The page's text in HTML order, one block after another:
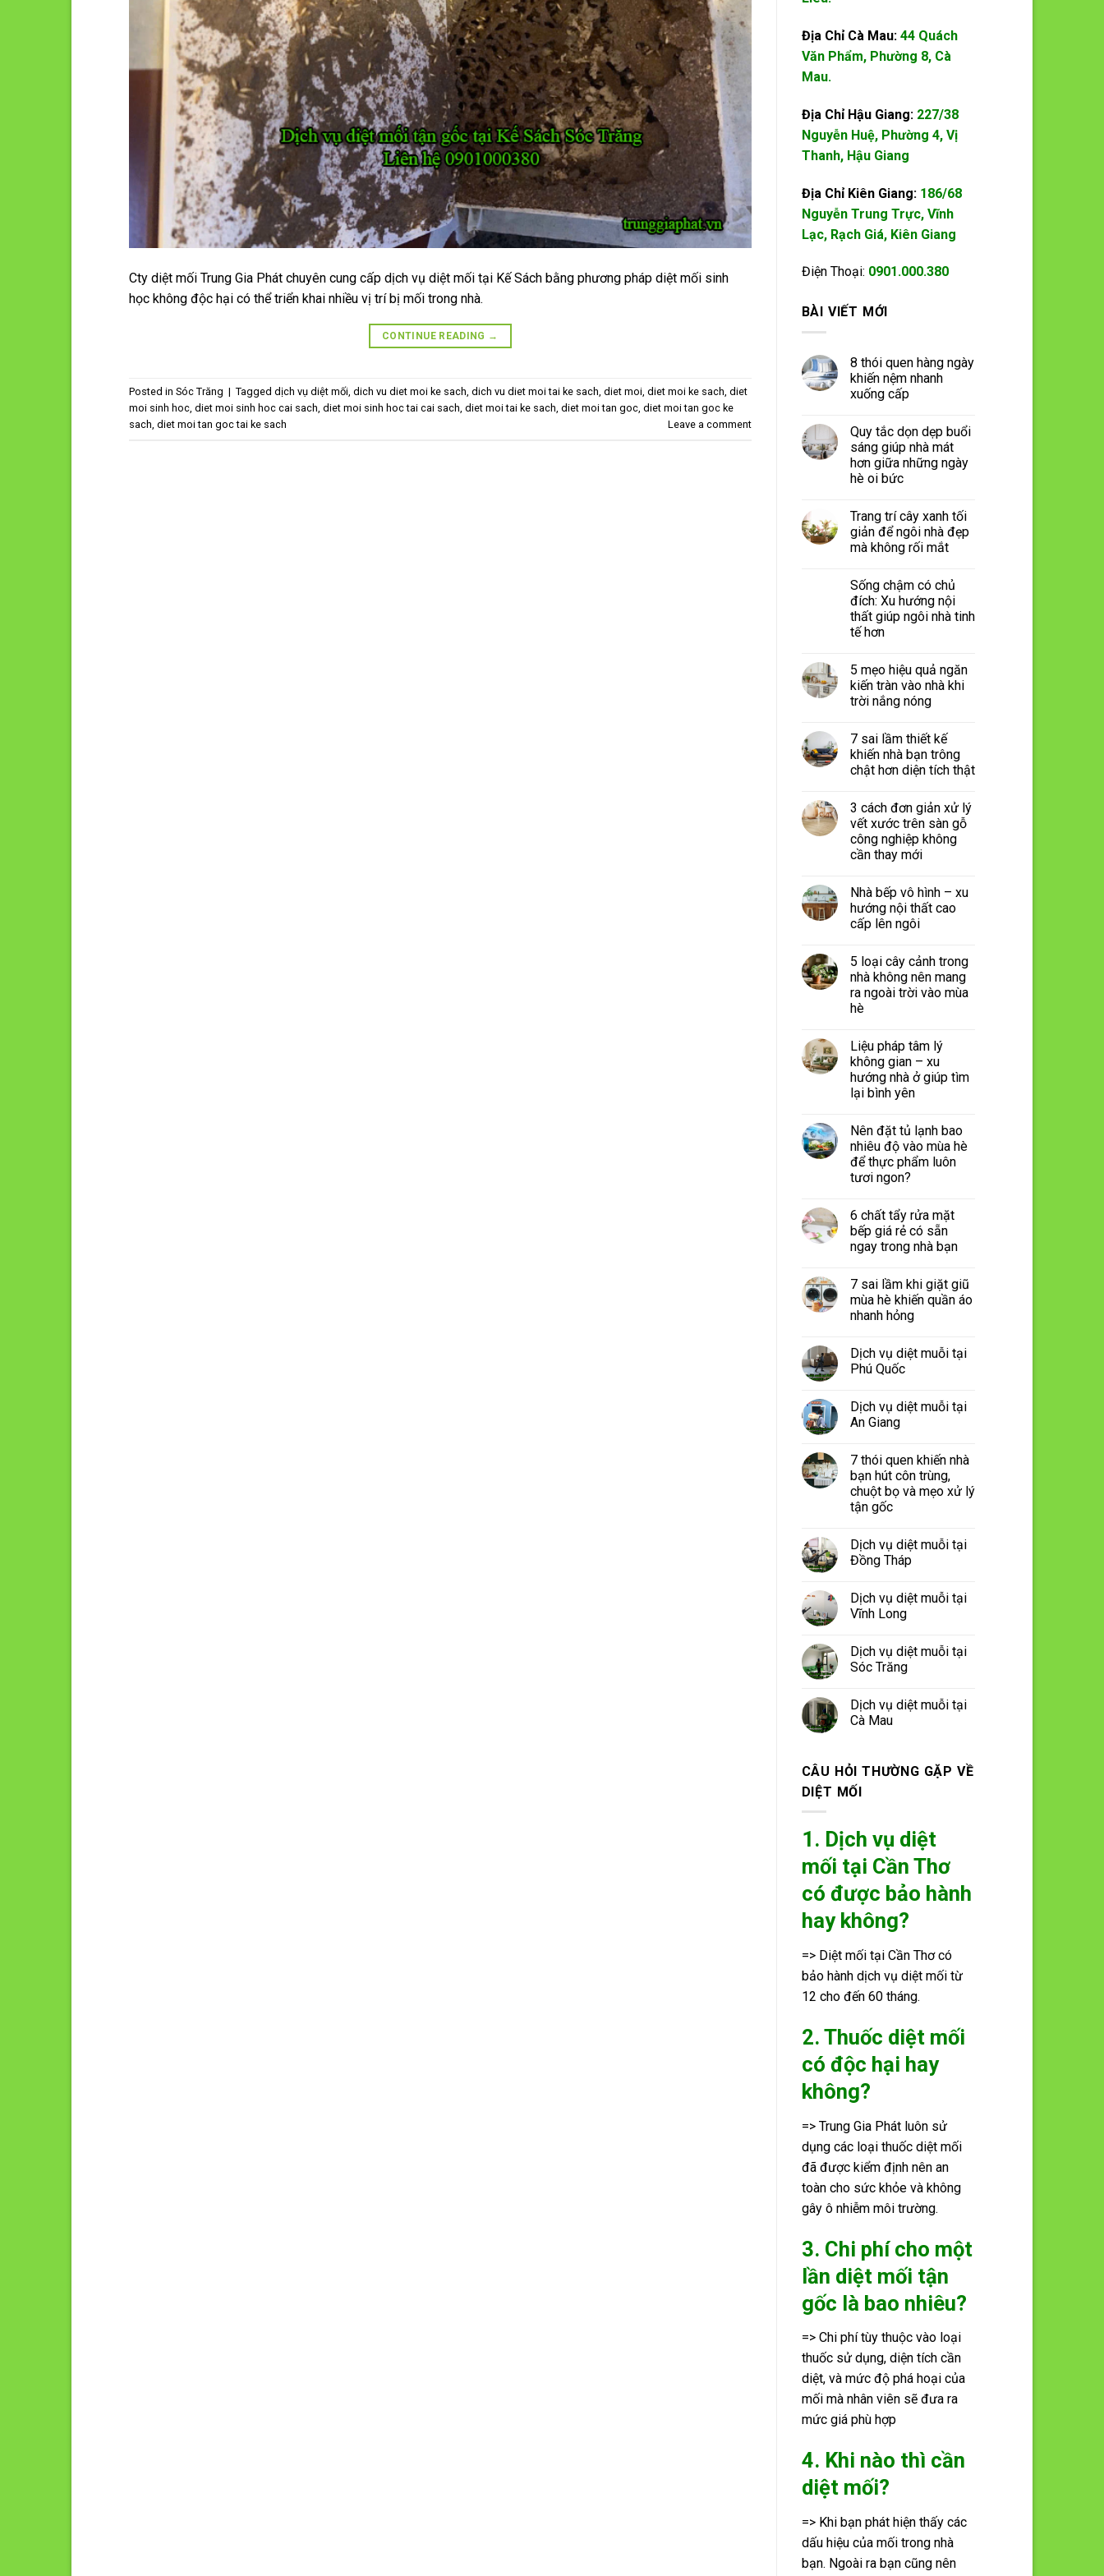
Cty diệt mối Trung Gia Phát chuyên cung cấp dịch vụ diệt mối tại Kế Sách bằng phương pháp diệt mối sinh
học không độc hại có thể triển khai nhiều vị trí bị mối trong nhà.
CONTINUE READING →
Posted in Sóc Trăng | Tagged dịch vụ diệt mối, dich vu diet moi ke sach, dich vu diet moi tai ke sach, diet moi, diet moi ke sach, diet
moi sinh hoc, diet moi sinh hoc cai sach, diet moi sinh hoc tai cai sach, diet moi tai ke sach, diet moi tan goc, diet moi tan goc ke
sach, diet moi tan goc tai ke sach Leave a comment
Địa Chỉ Cà Mau: 44 Quách
Văn Phẩm, Phường 8, Cà
Mau.
Địa Chỉ Hậu Giang: 227/38
Nguyễn Huệ, Phường 4, Vị
Thanh, Hậu Giang
Địa Chỉ Kiên Giang: 186/68
Nguyễn Trung Trực, Vĩnh
Lạc, Rạch Giá, Kiên Giang
Điện Thoại: 0901.000.380
BÀI VIẾT MỚI
8 thói quen hàng ngày
khiến nệm nhanh
xuống cấp
Quy tắc dọn dẹp buổi
sáng giúp nhà mát
hơn giữa những ngày
hè oi bức
Trang trí cây xanh tối
giản để ngôi nhà đẹp
mà không rối mắt
Sống chậm có chủ
đích: Xu hướng nội
thất giúp ngôi nhà tinh
tế hơn
5 mẹo hiệu quả ngăn
kiến tràn vào nhà khi
trời nắng nóng
7 sai lầm thiết kế
khiến nhà bạn trông
chật hơn diện tích thật
3 cách đơn giản xử lý
vết xước trên sàn gỗ
công nghiệp không
cần thay mới
Nhà bếp vô hình – xu
hướng nội thất cao
cấp lên ngôi
5 loại cây cảnh trong
nhà không nên mang
ra ngoài trời vào mùa
hè
Liệu pháp tâm lý
không gian – xu
hướng nhà ở giúp tìm
lại bình yên
Nên đặt tủ lạnh bao
nhiêu độ vào mùa hè
để thực phẩm luôn
tươi ngon?
6 chất tẩy rửa mặt
bếp giá rẻ có sẵn
ngay trong nhà bạn
7 sai lầm khi giặt giũ
mùa hè khiến quần áo
nhanh hỏng
Dịch vụ diệt muỗi tại
Phú Quốc
Dịch vụ diệt muỗi tại
An Giang
7 thói quen khiến nhà
bạn hút côn trùng,
chuột bọ và mẹo xử lý
tận gốc
Dịch vụ diệt muỗi tại
Đồng Tháp
Dịch vụ diệt muỗi tại
Vĩnh Long
Dịch vụ diệt muỗi tại
Sóc Trăng
Dịch vụ diệt muỗi tại
Cà Mau
CÂU HỎI THƯỜNG GẶP VỀ
DIỆT MỐI
1. Dịch vụ diệt
mối tại Cần Thơ
có được bảo hành
hay không?
=> Diệt mối tại Cần Thơ có
bảo hành dịch vụ diệt mối từ
12 cho đến 60 tháng.
2. Thuốc diệt mối
có độc hại hay
không?
=> Trung Gia Phát luôn sử
dụng các loại thuốc diệt mối
đã được kiểm định nên an
toàn cho sức khỏe và không
gây ô nhiễm môi trường.
3. Chi phí cho một
lần diệt mối tận
gốc là bao nhiêu?
=> Chi phí tùy thuộc vào loại
thuốc sử dụng, diện tích cần
diệt, và mức độ phá hoại của
mối mà nhân viên sẽ đưa ra
mức giá phù hợp
4. Khi nào thì cần
diệt mối?
=> Khi bạn phát hiện thấy các
dấu hiệu của mối trong nhà
bạn. Ngoài ra bạn cũng nên